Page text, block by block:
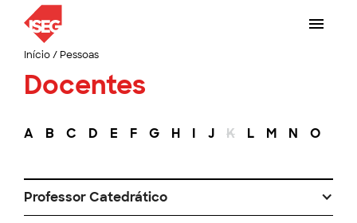
Início/ Pessoas
Docentes
A B C D E F G H I J K L M N O
Professor Catedrático